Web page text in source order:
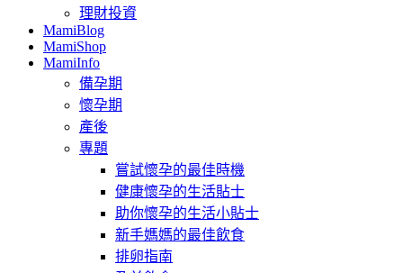
理財投資
MamiBlog
MamiShop
MamiInfo
備孕期
懷孕期
產後
專題
嘗試懷孕的最佳時機
健康懷孕的生活貼士
助你懷孕的生活小貼士
新手媽媽的最佳飲食
排卵指南